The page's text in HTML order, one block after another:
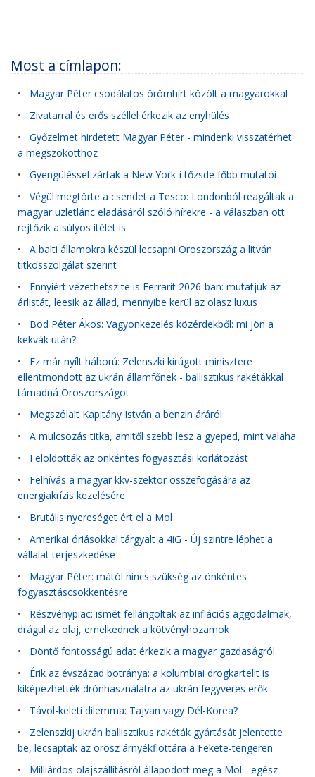
Most a címlapon:
• Magyar Péter csodálatos örömhírt közölt a magyarokkal
• Zivatarral és erős széllel érkezik az enyhülés
• Győzelmet hirdetett Magyar Péter - mindenki visszatérhet
a megszokotthoz
• Gyengüléssel zártak a New York-i tőzsde főbb mutatói
• Végül megtörte a csendet a Tesco: Londonból reagáltak a
magyar üzletlánc eladásáról szóló hírekre - a válaszban ott
rejtőzik a súlyos ítélet is
• A balti államokra készül lecsapni Oroszország a litván
titkosszolgálat szerint
• Ennyiért vezethetsz te is Ferrarit 2026-ban: mutatjuk az
árlistát, leesik az állad, mennyibe kerül az olasz luxus
• Bod Péter Ákos: Vagyonkezelés közérdekből: mi jön a
kekvák után?
• Ez már nyílt háború: Zelenszki kirúgott minisztere
ellentmondott az ukrán államfőnek - ballisztikus rakétákkal
támadná Oroszországot
• Megszólalt Kapitány István a benzin áráról
• A mulcsozás titka, amitől szebb lesz a gyeped, mint valaha
• Feloldották az önkéntes fogyasztási korlátozást
• Felhívás a magyar kkv-szektor összefogására az
energiakrízis kezelésére
• Brutális nyereséget ért el a Mol
• Amerikai óriásokkal tárgyalt a 4iG - Új szintre léphet a
vállalat terjeszkedése
• Magyar Péter: mától nincs szükség az önkéntes
fogyasztáscsökkentésre
• Részvénypiac: ismét fellángoltak az inflációs aggodalmak,
drágul az olaj, emelkednek a kötvényhozamok
• Döntő fontosságú adat érkezik a magyar gazdaságról
• Érik az évszázad botránya: a kolumbiai drogkartellt is
kiképezhették drónhasználatra az ukrán fegyveres erők
• Távol-keleti dilemma: Tajvan vagy Dél-Korea?
• Zelenszkij ukrán ballisztikus rakéták gyártását jelentette
be, lecsaptak az orosz árnyékflottára a Fekete-tengeren
• Milliárdos olajszállításról állapodott meg a Mol - egész